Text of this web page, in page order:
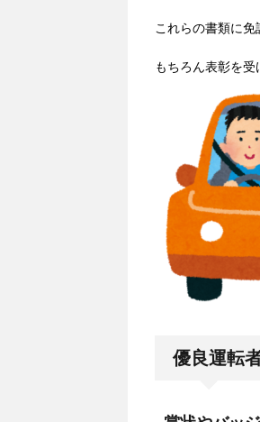
これらの書類に免
もちろん表彰を受
優良運転